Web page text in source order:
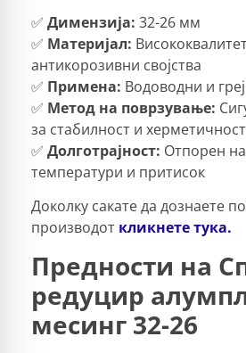
✅ Димензија: 32-26 мм
✅ Материјал:
антикорозивни својства
✅ Примена: Водоводни и
✅ Метод на поврзување:
за стабилност и херметичност
✅ Долготрајност: Отпорен
температури и притисок
Доколку сакате да дознаете
производот кликнете тука.
Предности на
редуцир
месинг 32-26